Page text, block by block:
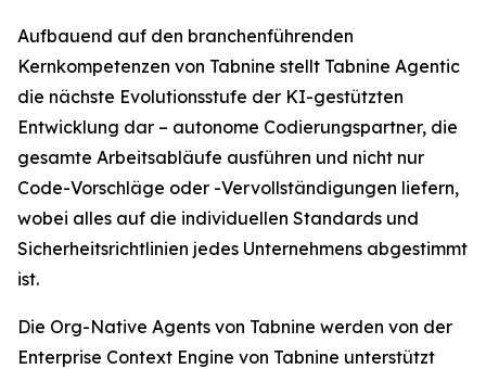
Aufbauend auf den branchenführenden
Kernkompetenzen von Tabnine stellt Tabnine Agentic
die nächste Evolutionsstufe der KI-gestützten
Entwicklung dar – autonome Codierungspartner, die
gesamte Arbeitsabläufe ausführen und nicht nur
Code-Vorschläge oder -Vervollständigungen liefern,
wobei alles auf die individuellen Standards und
Sicherheitsrichtlinien jedes Unternehmens abgestimmt
ist.
Die Org-Native Agents von Tabnine werden von der
Enterprise Context Engine von Tabnine unterstützt